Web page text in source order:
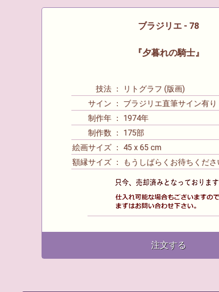
ブラジリエ - 78
『夕暮れの騎士』
技法 ： リトグラフ (版画)
サイン ： ブラジリエ直筆サイン有り
制作年 ： 1974年
制作数 ： 175部
絵画サイズ ： 45 x 65 cm
額縁サイズ ： もうしばらくお待ちくだ
注文する